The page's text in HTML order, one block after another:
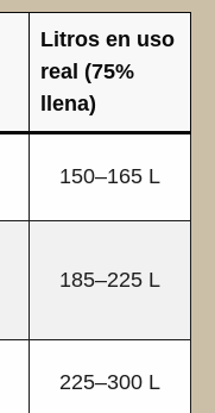
Litros en uso
real (75%
llena)
150–165 L
185–225 L
225–300 L